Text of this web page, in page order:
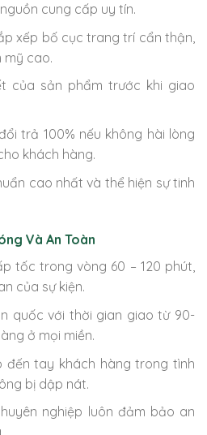
cung cấp uy tín.
xếp bố cục trang trí cẩn thận,
mỹ cao.
của sản phẩm trước khi giao
trả 100% nếu không hài lòng
khách hàng.
cao nhất và thể hiện sự tinh
Và An Toàn
tốc trong vòng 60 – 120 phút,
của sự kiện.
quốc với thời gian giao từ 90-
ở mọi miền.
đến tay khách hàng trong tình
bị dập nát.
nghiệp luôn đảm bảo an